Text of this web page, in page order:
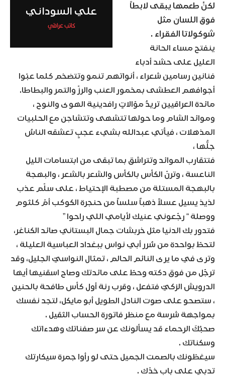
علي السوداني
كاتب عراقي
لكنَّ طعمها يبقى لابطاً
فوق اللسان مثل
شوكولاتا الفقراء .
ينفتح مساء الحانة
العليل على حشد أدباء
فنانين رسامين شعراء ، أنواتهم تنمو وتتضخم كلما عبّوا
أجوافهم العطشى بمخمور العنب والرزّ والتمر والبطاطا.
مائدة العراقيين تريدُ موّالاتٍ رافدينية الهوى والنوح ،
وموائد الشام وما حولها تتشهى وتتشاجن مع الحلبيات
المذهلات ، فيأتي عبدالله بشيء عجبٍ تعشقه الناسُ
جلُّها ،
فتتقارب الموائد وتتراشق بما تبقى من ابتسامات الليل
الناعسة ، وترنّ الكأس بالكأس والشعر بالشعر ، والبهجة
بالبهجة المستلة من مصطبة الإحتياط ، على سلّم عذب
لذيذ يسيل عسلاً ذهباً سلساً من حنجرة الكوكب أمّ كلثوم
ووصلة “ رجّعوني عنيك لأيامي اللي راحوا ”
فتدور بك الدنيا مثل خربشات جمال البستاني صائد الكناغر،
لتحطّ بواحدة من سُرر أبي نواس ببغداد العباسية العليلة ،
وترى في ما يرى النائم الحالم ، تمثال النواسيّ الجليل، وقد
ترجّل من فوق دكته وحطّ على مائدتك وصاح اسقنيها أيها
الدرويش الزكيّ فتفعل ، وقرب رنة أول كأس طافحة بالحنين
، ستصحو على صوت النادل الطويل أبو مايكل، لتجد نفسك
بمواجهة شرسة مع منظر فاتورة الحساب الثقيل .
صحبُكَ الرحماء قد يسألونك عن سر صفناتك وهدءاتك
وسكناتك .
سيغطّونك بالصمت الجميل حتى لو رأوا جمرة سيكارتك
تدبي على باب خدّك .